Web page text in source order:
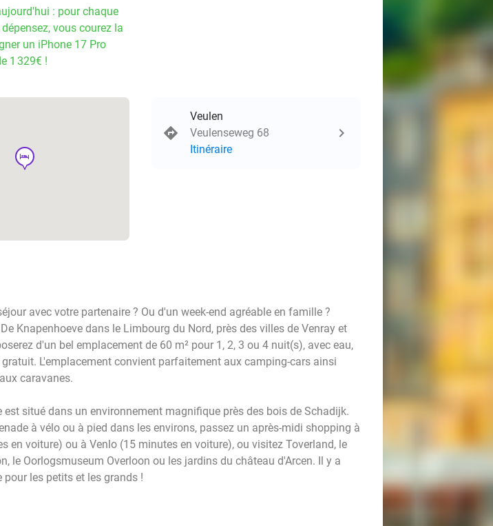
: pour chaque
vous courez la
un iPhone 17 Pro
1 329€ !
hotel
Veulen
Veulenseweg 68
Itinéraire
avec votre partenaire ? Ou d'un week-end agréable en famille ?
Knapenhoeve dans le Limbourg du Nord, près des villes de Venray et
d'un bel emplacement de 60 m² pour 1, 2, 3 ou 4 nuit(s), avec eau,
L'emplacement convient parfaitement aux camping-cars ainsi
caravanes.
est situé dans un environnement magnifique près des bois de Schadijk.
à vélo ou à pied dans les environs, passez un après-midi shopping à
en voiture) ou à Venlo (15 minutes en voiture), ou visitez Toverland, le
le Oorlogsmuseum Overloon ou les jardins du château d'Arcen. Il y a
pour les petits et les grands !